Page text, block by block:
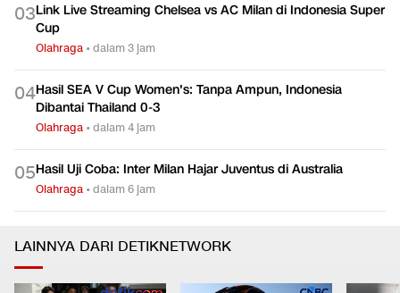
03Link Live Streaming Chelsea vs AC Milan di Indonesia Super
Cup
Olahraga •dalam 3 jam
04Hasil SEA V Cup Women's: Tanpa Ampun, Indonesia
Dibantai Thailand 0-3
Olahraga •dalam 4 jam
05Hasil Uji Coba: Inter Milan Hajar Juventus di Australia
Olahraga •dalam 6 jam
LAINNYA DARI DETIKNETWORK